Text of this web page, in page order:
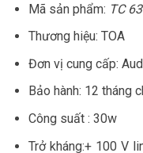
Mã sản phẩm: TC
Thương hiệu: TOA
Đơn vị cung cấp:
Bảo hành: 12 tháng
Công suất : 30w
Trở kháng:+ 100 V